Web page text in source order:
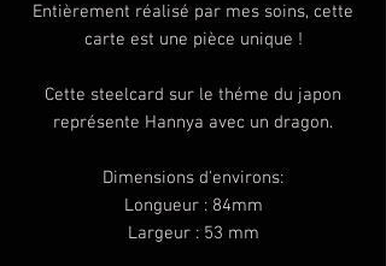
Entièrement réalisé par mes soins, cette
carte est une pièce unique !
Cette steelcard sur le théme du japon
représente Hannya avec un dragon.
Dimensions d'environs:
Longueur : 84mm
Largeur : 53 mm